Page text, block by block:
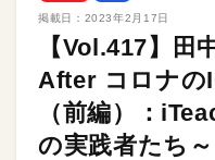
掲載日： 2023年2月17日
【Vol.417】田
After コロナの
（前編）：
の実践者たち～